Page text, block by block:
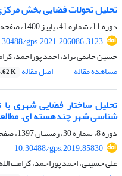
تحلیل تحولات فضایی بخش
دوره 11، شماره 41، پاییز 1400، صفحه
gps.2021.206086.3123
حسین حاتمی نژاد، احمد پوراحمد،
مشاهده مقاله
اصل مقاله K
شناسی شهر چندهسته ­ای.
دوره 8، شماره 30، زمستان 1397، صفحه
10.30488/gps.2019.85830
علی حسینی، احمد پوراحمد، کرامت